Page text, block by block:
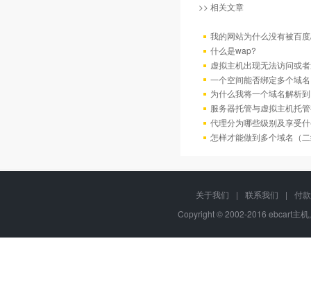
>> 相关文章
我的网站为什么没有被百
什么是wap?
虚拟主机出现无法访问或
一个空间能否绑定多个域
为什么我将一个域名解析
服务器托管与虚拟主机托
代理分为哪些级别及享受
怎样才能做到多个域名（
关于我们 | 联系我们 |
付
Copyright © 2002-2016 ebcart主